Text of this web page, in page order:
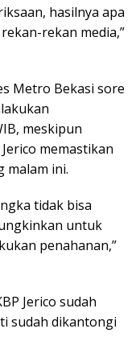
hasilnya apa
rekan media,”
Metro Bekasi sore
meskipun
memastikan
malam ini.
tidak bisa
untuk
penahanan,”
Jerico sudah
sudah dikantongi